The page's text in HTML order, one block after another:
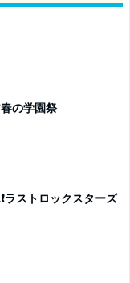
の学園祭
ラストロックスターズ